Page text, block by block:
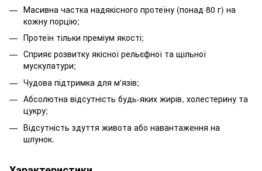
Масивна частка надякісного протеїну (понад 80 г) на
кожну порцію;
Протеїн тільки преміум якості;
Сприяє розвитку якісної рельєфної та щільної
мускулатури;
Чудова підтримка для м'язів;
Абсолютна відсутність будь-яких жирів, холестерину та
цукру;
Відсутність здуття живота або навантаження на
шлунок.